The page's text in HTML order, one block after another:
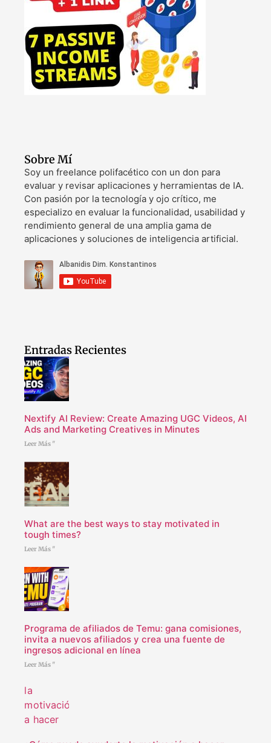
Sobre Mí
Soy un freelance polifacético con un don para
evaluar y revisar aplicaciones y herramientas de IA.
Con pasión por la tecnología y ojo crítico, me
especializo en evaluar la funcionalidad, usabilidad y
rendimiento general de una amplia gama de
aplicaciones y soluciones de inteligencia artificial.
Entradas Recientes
Nextify AI Review: Create Amazing UGC Videos, AI
Ads and Marketing Creatives in Minutes
Leer Más "
What are the best ways to stay motivated in
tough times?
Leer Más "
Programa de afiliados de Temu: gana comisiones,
invita a nuevos afiliados y crea una fuente de
ingresos adicional en línea
Leer Más "